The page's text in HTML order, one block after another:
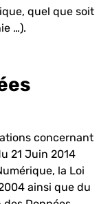
quel que soit
…).
concernant
21 Juin 2014
la Loi
ainsi que du